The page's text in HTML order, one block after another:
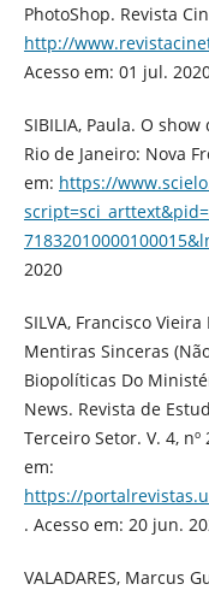
PhotoShop. Revista
http://
Acesso em: 01 jul.
SIBILIA, Paula. O
Rio de Janeiro: Nova
em: https://
2020
SILVA, Francisco Vieira
Mentiras Sinceras
Biopolíticas Do
News. Revista de
Terceiro Setor. V. 4,
em:
https://
. Acesso em: 20 jun.
VALADARES, Marcus